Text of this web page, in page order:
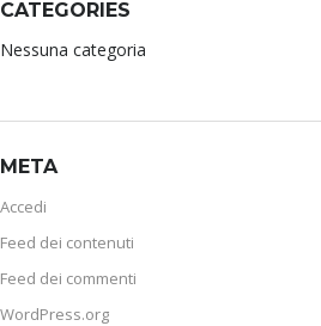
CATEGORIES
Nessuna categoria
META
Accedi
Feed dei contenuti
Feed dei commenti
WordPress.org